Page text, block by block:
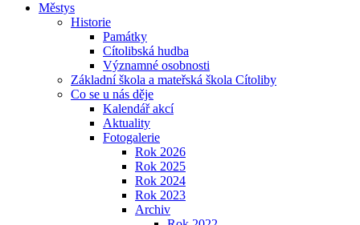
Městys
Historie
Památky
Cítolibská hudba
Významné osobnosti
Základní škola a mateřská škola Cítoliby
Co se u nás děje
Kalendář akcí
Aktuality
Fotogalerie
Rok 2026
Rok 2025
Rok 2024
Rok 2023
Archiv